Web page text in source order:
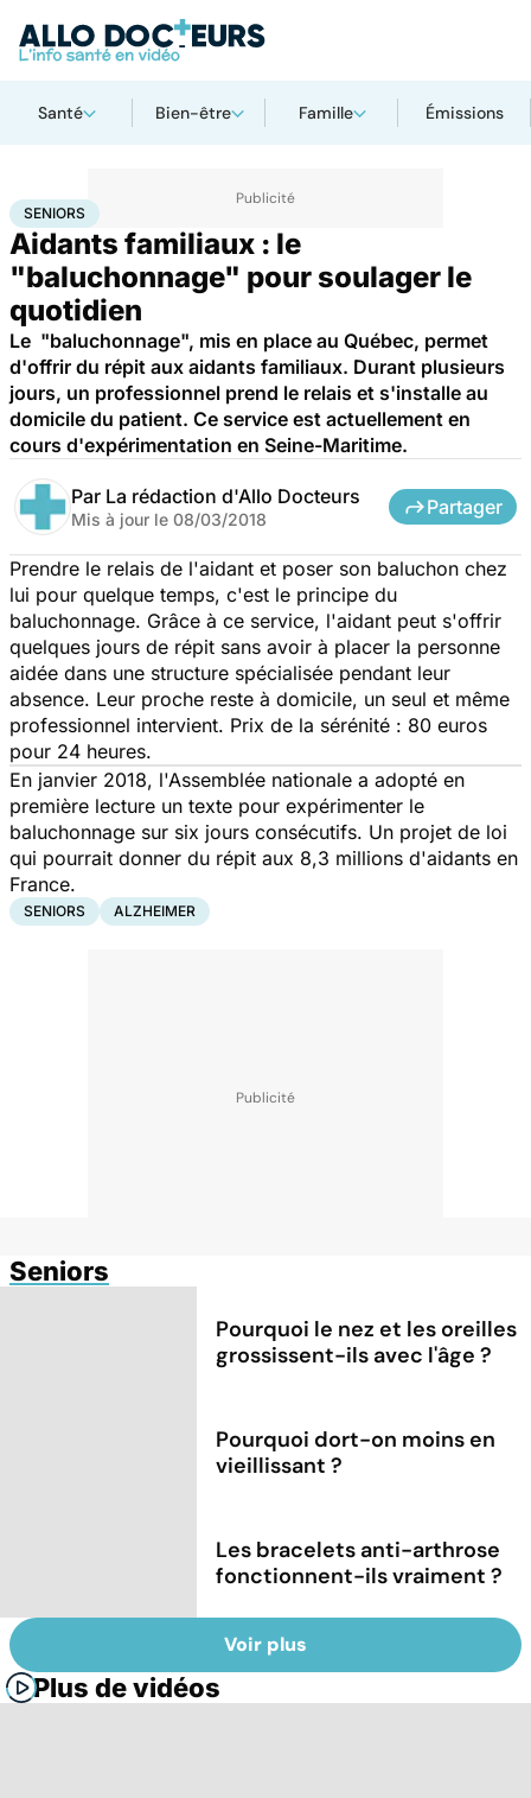
Santé Bien-être Famille Émissions
AccueilSanté
SENIORS
Aidants familiaux : le
"baluchonnage" pour soulager le
quotidien
Le "baluchonnage", mis en place au Québec, permet
d'offrir du répit aux aidants familiaux. Durant plusieurs
jours, un professionnel prend le relais et s'installe au
domicile du patient. Ce service est actuellement en
cours d'expérimentation en Seine-Maritime.
Par La rédaction d'Allo Docteurs
Mis à jour le 08/03/2018
Partager
Prendre le relais de l'aidant et poser son baluchon chez
lui pour quelque temps, c'est le principe du
baluchonnage. Grâce à ce service, l'aidant peut s'offrir
quelques jours de répit sans avoir à placer la personne
aidée dans une structure spécialisée pendant leur
absence. Leur proche reste à domicile, un seul et même
professionnel intervient. Prix de la sérénité : 80 euros
pour 24 heures.
En janvier 2018, l'Assemblée nationale a adopté en
première lecture un texte pour expérimenter le
baluchonnage sur six jours consécutifs. Un projet de loi
qui pourrait donner du répit aux 8,3 millions d'aidants en
France.
SENIORS ALZHEIMER
Seniors
Pourquoi le nez et les oreilles
grossissent-ils avec l'âge ?
Pourquoi dort-on moins en
vieillissant ?
Les bracelets anti-arthrose
fonctionnent-ils vraiment ?
Voir plus
Plus de vidéos